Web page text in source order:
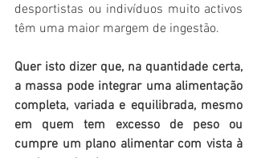
desportistas ou indivíduos muito activos
têm uma maior margem de ingestão.
Quer isto dizer que, na quantidade certa,
a massa pode integrar uma alimentação
completa, variada e equilibrada, mesmo
em quem tem excesso de peso ou
cumpre um plano alimentar com vista à